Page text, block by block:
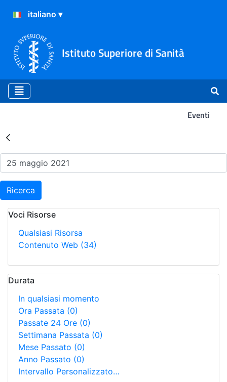
Istituto Superiore di Sanità
Eventi
Risultati della Ricerca -
Ricerca
Voci Risorse
Qualsiasi Risorsa
Contenuto Web (34)
Durata
In qualsiasi momento
Ora Passata (0)
Passate 24 Ore (0)
Settimana Passata (0)
Mese Passato (0)
Anno Passato (0)
Intervallo Personalizzato…